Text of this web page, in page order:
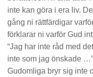
inte kan göra i era liv.
gång ni rättfärdigar
förklarar ni varför Gud
“Jag har inte råd med
inte som jag önskade
Gudomliga bryr sig inte